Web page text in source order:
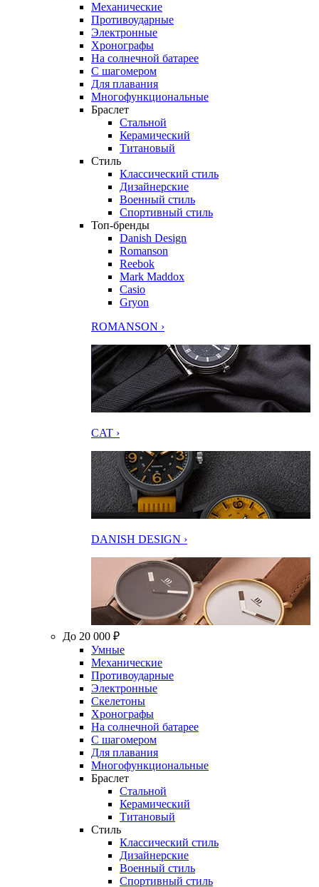
Механические
Противоударные
Электронные
Хронографы
На солнечной батарее
С шагомером
Для плавания
Многофункциональные
Браслет
Стальной
Керамический
Титановый
Стиль
Классический стиль
Дизайнерские
Военный стиль
Спортивный стиль
Топ-бренды
Danish Design
Romanson
Reebok
Mark Maddox
Casio
Gryon
ROMANSON ›
CAT ›
DANISH DESIGN ›
До 20 000 ₽
Умные
Механические
Противоударные
Электронные
Скелетоны
Хронографы
На солнечной батарее
С шагомером
Для плавания
Многофункциональные
Браслет
Стальной
Керамический
Титановый
Стиль
Классический стиль
Дизайнерские
Военный стиль
Спортивный стиль